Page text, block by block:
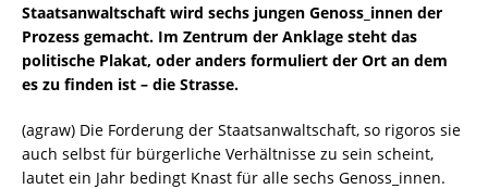
Staatsanwaltschaft wird sechs jungen Genoss_innen der
Prozess gemacht. Im Zentrum der Anklage steht das
politische Plakat, oder anders formuliert der Ort an dem
es zu finden ist – die Strasse.
(agraw) Die Forderung der Staatsanwaltschaft, so rigoros sie
auch selbst für bürgerliche Verhältnisse zu sein scheint,
lautet ein Jahr bedingt Knast für alle sechs Genoss_innen.